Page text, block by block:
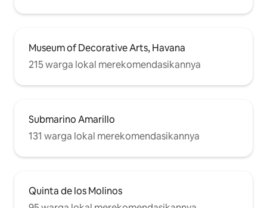
Museum of Decorative Arts, Havana
215 warga lokal merekomendasikannya
Submarino Amarillo
131 warga lokal merekomendasikannya
Quinta de los Molinos